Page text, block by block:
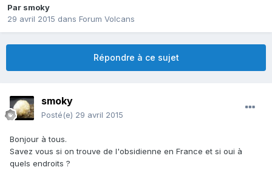
Par smoky
29 avril 2015 dans Forum Volcans
Répondre à ce sujet
smoky
Posté(e) 29 avril 2015
Bonjour à tous.
Savez vous si on trouve de l'obsidienne en France et si oui à
quels endroits ?